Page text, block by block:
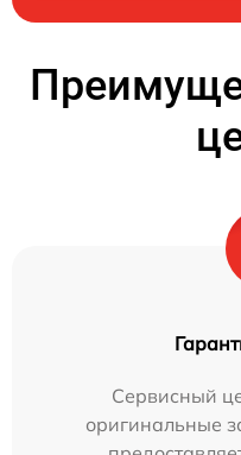
Сервисный
оригинальные